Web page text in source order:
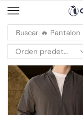
Buscar 🔥 Jogger